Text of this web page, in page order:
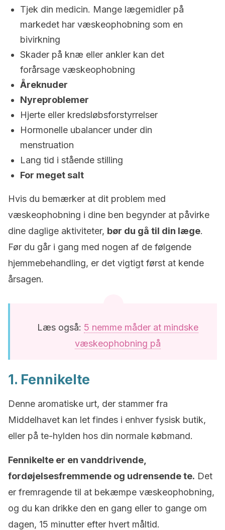
Tjek din medicin. Mange lægemidler på
markedet har væskeophobning som en
bivirkning
Skader på knæ eller ankler kan det
forårsage væskeophobning
Åreknuder
Nyreproblemer
Hjerte eller kredsløbsforstyrrelser
Hormonelle ubalancer under din
menstruation
Lang tid i stående stilling
For meget salt
Hvis du bemærker at dit problem med
væskeophobning i dine ben begynder at påvirke
dine daglige aktiviteter, bør du gå til din læge.
Før du går i gang med nogen af de følgende
hjemmebehandling, er det vigtigt først at kende
årsagen.
Læs også: 5 nemme måder at mindske
væskeophobning på
1. Fennikelte
Denne aromatiske urt, der stammer fra
Middelhavet kan let findes i enhver fysisk butik,
eller på te-hylden hos din normale købmand.
Fennikelte er en vanddrivende,
fordøjelsesfremmende og udrensende te. Det
er fremragende til at bekæmpe væskeophobning,
og du kan drikke den en gang eller to gange om
dagen, 15 minutter efter hvert måltid.